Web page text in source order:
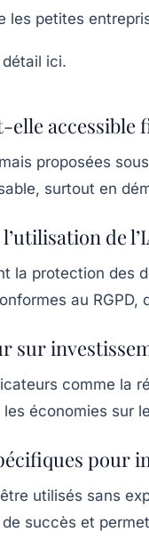
les petites
ici.
accessible
proposées
surtout en
de
la protection des
au
sur
comme la
économies sur
pour
utilisés sans
succès et